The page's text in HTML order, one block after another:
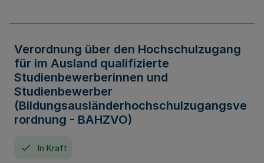
Verordnung über den Hochschulzugang
für im Ausland qualifizierte
Studienbewerberinnen und
Studienbewerber
(Bildungsausländerhochschulzugangsve
rordnung - BAHZVO)
In Kraft